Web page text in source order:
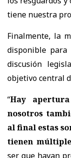
tiene nuestra
Finalmente, la
disponible para
discusión
objetivo central
“Hay
nosotros
al final estas
tienen
ser que hayan